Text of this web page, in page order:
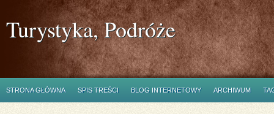
Turystyka, Podróże
STRONA GŁÓWNA SPIS TREŚCI BLOG INTERNETOWY ARCHIWUM